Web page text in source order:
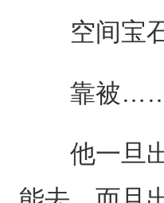
空间宝石
靠被……这
他一旦出